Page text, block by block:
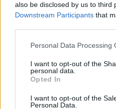
also be disclosed by us to third
Downstream Participants that
Personal Data Processing
I want to opt-out of the
personal data.
Opted In
I want to opt-out of the
Personal Data.
hattutempun NHL:n
todennäköisyys
LIITTYVÄT ARTIKKELIT LISÄÄ